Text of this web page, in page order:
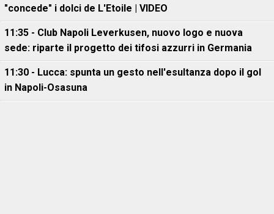
"concede" i dolci de L'Etoile | VIDEO
11:35 - Club Napoli Leverkusen, nuovo logo e nuova
sede: riparte il progetto dei tifosi azzurri in Germania
11:30 - Lucca: spunta un gesto nell'esultanza dopo il gol
in Napoli-Osasuna